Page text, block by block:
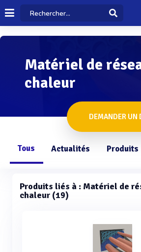
Matériel de
chaleur
DEMANDER UN
Tous Actualités Produits
Produits liés à : Matériel de
chaleur (19)